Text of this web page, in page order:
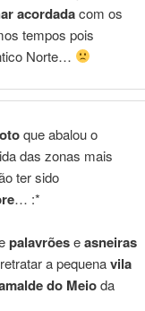
acordadacom os
tempos pois
Norte…
que abalou o
das zonas mais
ter sido
… :*
palavrõeseasneiras
a pequenavila
do Meioda